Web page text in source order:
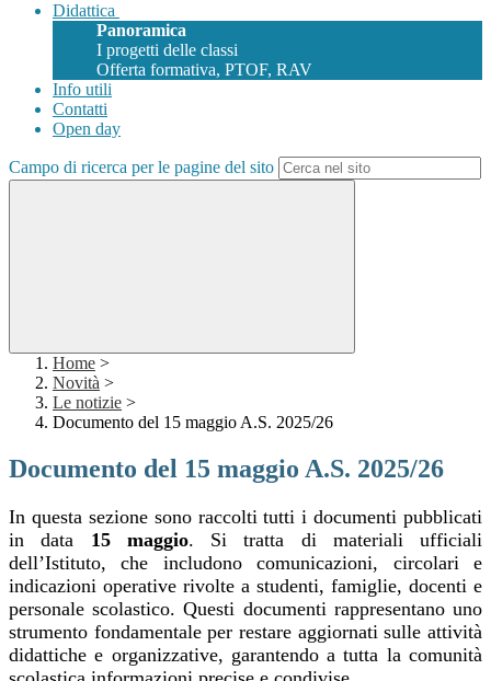
Didattica
Panoramica
I progetti delle classi
Offerta formativa, PTOF, RAV
Info utili
Contatti
Open day
Campo di ricerca per le pagine del sito
Home >
Novità >
Le notizie >
Documento del 15 maggio A.S. 2025/26
Documento del 15 maggio A.S. 2025/26
In questa sezione sono raccolti tutti i documenti pubblicati
in data 15 maggio. Si tratta di materiali ufficiali
dell’Istituto, che includono comunicazioni, circolari e
indicazioni operative rivolte a studenti, famiglie, docenti e
personale scolastico. Questi documenti rappresentano uno
strumento fondamentale per restare aggiornati sulle attività
didattiche e organizzative, garantendo a tutta la comunità